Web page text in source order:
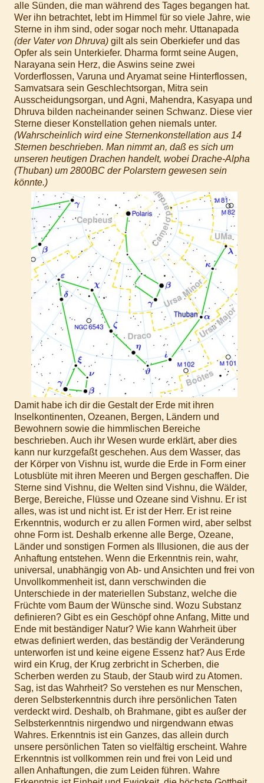
alle Sünden, die man während des Tages begangen hat.
Wer ihn betrachtet, lebt im Himmel für so viele Jahre, wie
Sterne in ihm sind, oder sogar noch mehr. Uttanapada
(der Vater von Dhruva) gilt als sein Oberkiefer und das
Opfer als sein Unterkiefer. Dharma formt seine Augen,
Narayana sein Herz, die Aswins seine zwei
Vorderflossen, Varuna und Aryamat seine Hinterflossen,
Samvatsara sein Geschlechtsorgan, Mitra sein
Ausscheidungsorgan, und Agni, Mahendra, Kasyapa und
Dhruva bilden nacheinander seinen Schwanz. Diese vier
Sterne dieser Konstellation gehen niemals unter.
(Wahrscheinlich wird eine Sternenkonstellation aus 14
Sternen beschrieben. Man nimmt an, daß es sich um
unseren heutigen Drachen handelt, wobei Drache-Alpha
(Thuban) um 2800BC der Polarstern gewesen sein
könnte.)
Damit habe ich dir die Gestalt der Erde mit ihren
Inselkontinenten, Ozeanen, Bergen, Ländern und
Bewohnern sowie die himmlischen Bereiche
beschrieben. Auch ihr Wesen wurde erklärt, aber dies
kann nur kurzgefaßt geschehen. Aus dem Wasser, das
der Körper von Vishnu ist, wurde die Erde in Form einer
Lotusblüte mit ihren Meeren und Bergen geschaffen. Die
Sterne sind Vishnu, die Welten sind Vishnu, die Wälder,
Berge, Bereiche, Flüsse und Ozeane sind Vishnu. Er ist
alles, was ist und nicht ist. Er ist der Herr. Er ist reine
Erkenntnis, wodurch er zu allen Formen wird, aber selbst
ohne Form ist. Deshalb erkenne alle Berge, Ozeane,
Länder und sonstigen Formen als Illusionen, die aus der
Anhaftung entstehen. Wenn die Erkenntnis rein, wahr,
universal, unabhängig von Ab- und Ansichten und frei von
Unvollkommenheit ist, dann verschwinden die
Unterschiede in der materiellen Substanz, welche die
Früchte vom Baum der Wünsche sind. Wozu Substanz
definieren? Gibt es ein Geschöpf ohne Anfang, Mitte und
Ende mit beständiger Natur? Wie kann Wahrheit über
etwas definiert werden, das beständig der Veränderung
unterworfen ist und keine eigene Essenz hat? Aus Erde
wird ein Krug, der Krug zerbricht in Scherben, die
Scherben werden zu Staub, der Staub wird zu Atomen.
Sag, ist das Wahrheit? So verstehen es nur Menschen,
deren Selbsterkenntnis durch ihre persönlichen Taten
verdeckt wird. Deshalb, oh Brahmane, gibt es außer der
Selbsterkenntnis nirgendwo und nirgendwann etwas
Wahres. Erkenntnis ist ein Ganzes, das allein durch
unsere persönlichen Taten so vielfältig erscheint. Wahre
Erkenntnis ist vollkommen rein und frei von Leid und
allen Anhaftungen, die zum Leiden führen. Wahre